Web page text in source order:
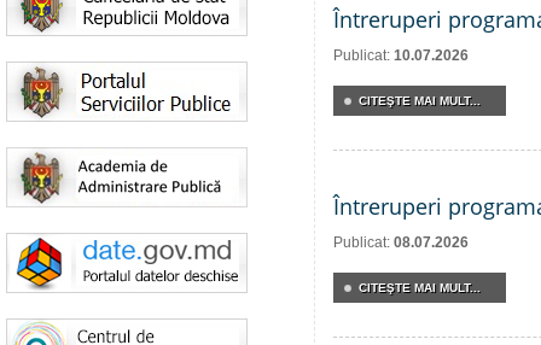
Întreruperi
Publicat: 10.07.2026
CITEŞTE MAI MULT...
Întreruperi
Publicat: 08.07.2026
CITEŞTE MAI MULT...